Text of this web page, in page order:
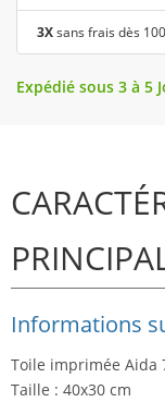
3Xsans frais dès
Expédié sous 3 à 5
Informations
Toile imprimée Aida
Taille : 40x30 cm